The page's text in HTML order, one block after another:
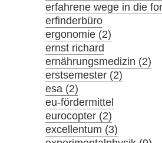
erfahrene wege in die
erfinderbüro
ergonomie (2)
ernst richard
ernährungsmedizin (2)
erstsemester (2)
esa (2)
eu-fördermittel
eurocopter (2)
excellentum (3)